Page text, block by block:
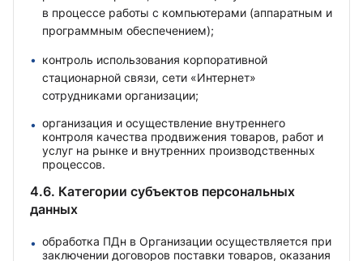
в процессе работы с компьютерами (аппаратным и
программным обеспечением);
контроль использования корпоративной
стационарной связи, сети «Интернет»
сотрудниками организации;
организация и осуществление внутреннего
контроля качества продвижения товаров, работ и
услуг на рынке и внутренних производственных
процессов.
4.6. Категории субъектов персональных
данных
обработка ПДн в Организации осуществляется при
заключении договоров поставки товаров, оказания